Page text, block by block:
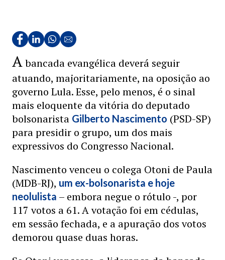
Abancada evangélica deverá seguir
atuando, majoritariamente, na oposição ao
governo Lula. Esse, pelo menos, é o sinal
mais eloquente da vitória do deputado
bolsonarista Gilberto Nascimento (PSD-SP)
para presidir o grupo, um dos mais
expressivos do Congresso Nacional.
Nascimento venceu o colega Otoni de Paula
(MDB-RJ), um ex-bolsonarista e hoje
neolulista – embora negue o rótulo -, por
117 votos a 61. A votação foi em cédulas,
em sessão fechada, e a apuração dos votos
demorou quase duas horas.